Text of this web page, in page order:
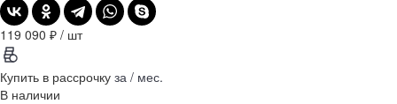
119 090 ₽ / шт
Купить в рассрочку за / мес.
В наличии